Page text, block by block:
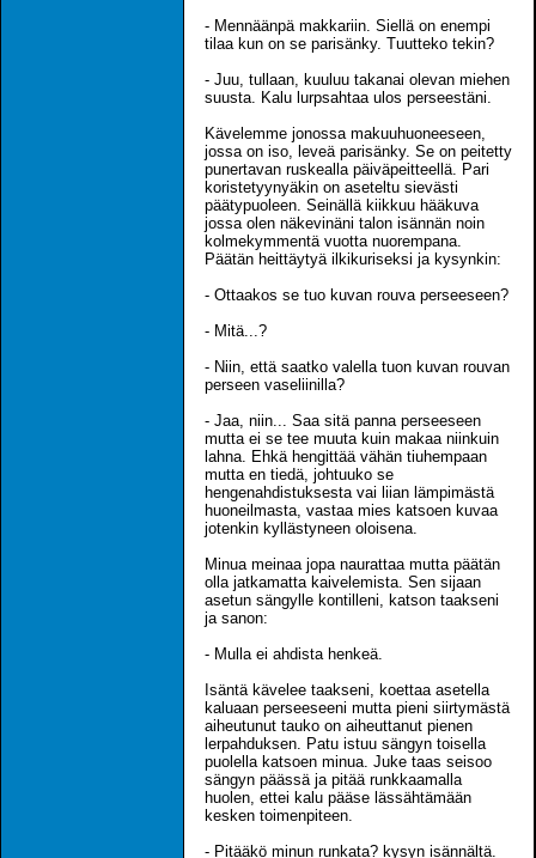
- Mennäänpä makkariin. Siellä on enempi
tilaa kun on se parisänky. Tuutteko tekin?
- Juu, tullaan, kuuluu takanai olevan miehen
suusta. Kalu lurpsahtaa ulos perseestäni.
Kävelemme jonossa makuuhuoneeseen,
jossa on iso, leveä parisänky. Se on peitetty
punertavan ruskealla päiväpeitteellä. Pari
koristetyynyäkin on aseteltu sievästi
päätypuoleen. Seinällä kiikkuu hääkuva
jossa olen näkevinäni talon isännän noin
kolmekymmentä vuotta nuorempana.
Päätän heittäytyä ilkikuriseksi ja kysynkin:
- Ottaakos se tuo kuvan rouva perseeseen?
- Mitä...?
- Niin, että saatko valella tuon kuvan rouvan
perseen vaseliinilla?
- Jaa, niin... Saa sitä panna perseeseen
mutta ei se tee muuta kuin makaa niinkuin
lahna. Ehkä hengittää vähän tiuhempaan
mutta en tiedä, johtuuko se
hengenahdistuksesta vai liian lämpimästä
huoneilmasta, vastaa mies katsoen kuvaa
jotenkin kyllästyneen oloisena.
Minua meinaa jopa naurattaa mutta päätän
olla jatkamatta kaivelemista. Sen sijaan
asetun sängylle kontilleni, katson taakseni
ja sanon:
- Mulla ei ahdista henkeä.
Isäntä kävelee taakseni, koettaa asetella
kaluaan perseeseeni mutta pieni siirtymästä
aiheutunut tauko on aiheuttanut pienen
lerpahduksen. Patu istuu sängyn toisella
puolella katsoen minua. Juke taas seisoo
sängyn päässä ja pitää runkkaamalla
huolen, ettei kalu pääse lässähtämään
kesken toimenpiteen.
- Pitääkö minun runkata? kysyn isännältä.